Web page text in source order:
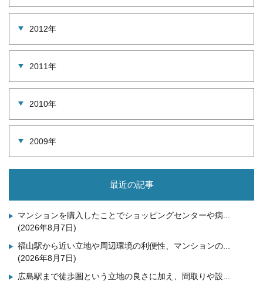
2012年
2011年
2010年
2009年
最近の記事
マンションを購入したことでショッピングセンターや病...
(2026年8月7日)
福山駅から近い立地や周辺環境の利便性、マンションの...
(2026年8月7日)
広島駅まで徒歩圏という立地の良さに加え、間取りや設...